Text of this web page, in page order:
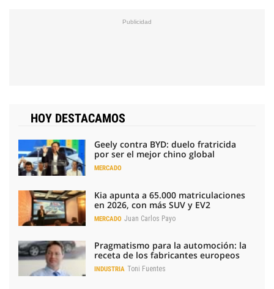
HOY DESTACAMOS
Geely contra BYD: duelo fratricida
por ser el mejor chino global
MERCADO
Kia apunta a 65.000 matriculaciones
en 2026, con más SUV y EV2
MERCADO Juan Carlos Payo
Pragmatismo para la automoción: la
receta de los fabricantes europeos
INDUSTRIA Toni Fuentes